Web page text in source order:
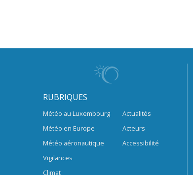
RUBRIQUES
Météo au Luxembourg
Météo en Europe
Météo aéronautique
Vigilances
Climat
Actualités
Acteurs
Accessibilité